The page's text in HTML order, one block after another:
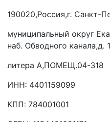
190020,Россия,г. Санкт-
муниципальный округ
наб. Обводного канала,д.
литера А,ПОМЕЩ.04-318
ИНН: 4401159099
КПП: 784001001